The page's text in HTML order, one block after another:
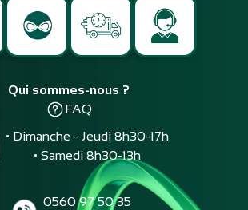
Qui sommes-nous ?
FAQ
• Dimanche - Jeudi 8h30-17h
• Samedi 8h30-13h
0560 97 50 35